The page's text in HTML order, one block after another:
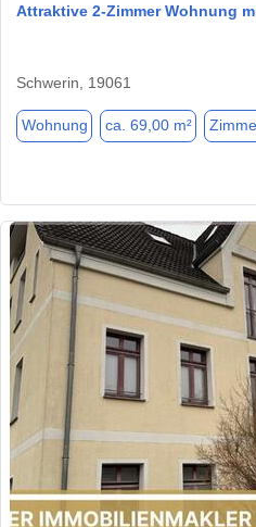
Attraktive 2-Zimmer Wohnung
Schwerin, 19061
Wohnung ca. 69,00 m²